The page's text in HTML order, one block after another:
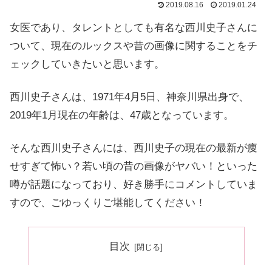
2019.08.16
2019.01.24
女医であり、タレントとしても有名な西川史子さんに
ついて、現在のルックスや昔の画像に関することをチ
ェックしていきたいと思います。
西川史子さんは、1971年4月5日、神奈川県出身で、
2019年1月現在の年齢は、47歳となっています。
そんな西川史子さんには、 西川史子の現在の最新が痩
せすぎて怖い？若い頃の昔の画像がヤバい！ といった
噂が話題になっており、好き勝手にコメントしていま
すので、ごゆっくりご堪能してください！
目次